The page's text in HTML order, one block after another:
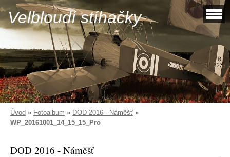
Velbloudí stíhačky
Úvod » Fotoalbum » DOD 2016 - Náměšť »
WP_20161001_14_15_15_Pro
DOD 2016 - Náměšť